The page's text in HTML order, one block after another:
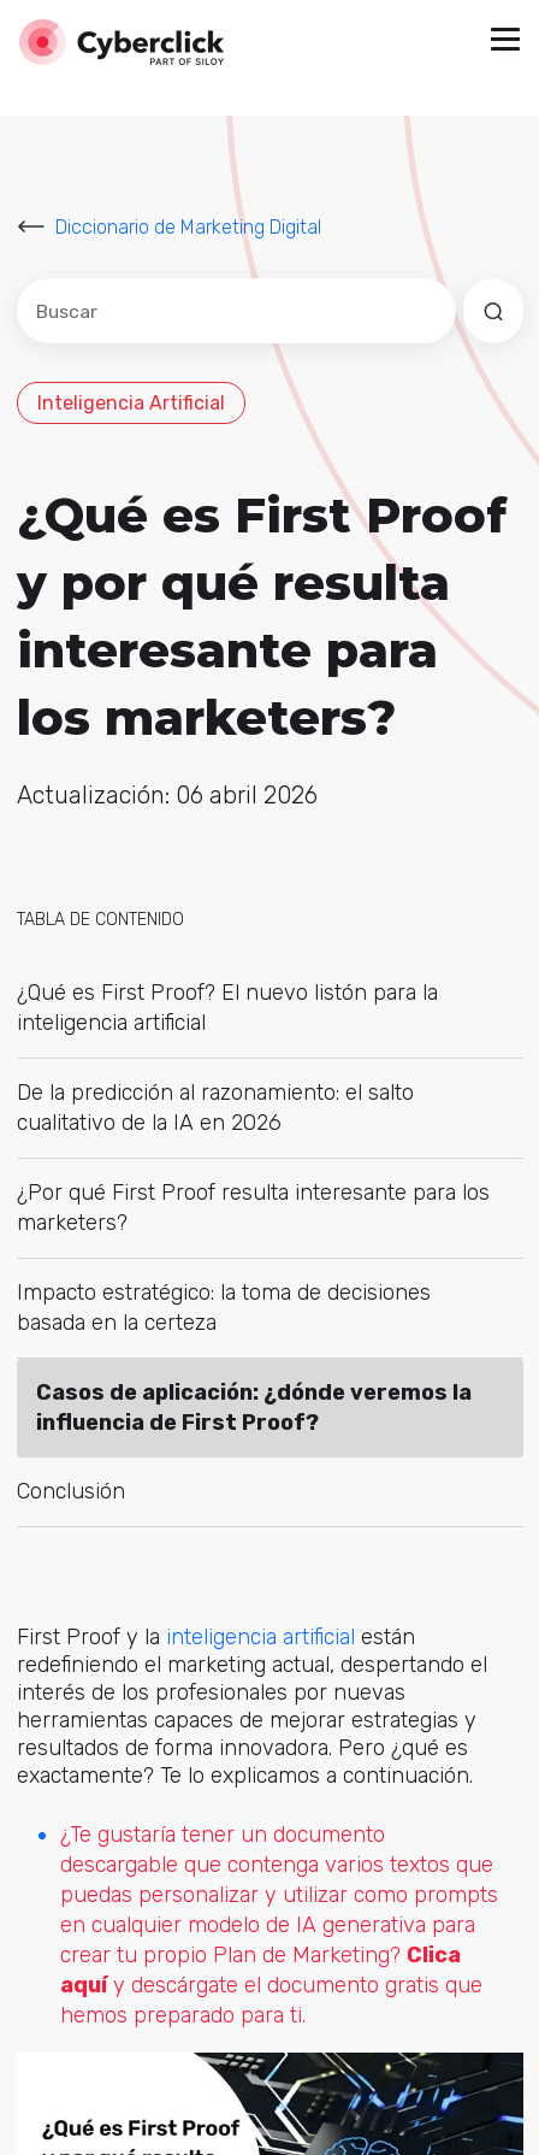
Diccionario de Marketing Digital
Este es un campo de búsqueda con una función de
No hay sugerencias porque el campo de
Inteligencia Artificial
¿Qué es First Proof
y por qué resulta
interesante para
los marketers?
Actualización: 06 abril 2026
TABLA DE CONTENIDO
¿Qué es First Proof? El nuevo listón para la
inteligencia artificial
De la predicción al razonamiento: el salto
cualitativo de la IA en 2026
¿Por qué First Proof resulta interesante para los
marketers?
Impacto estratégico: la toma de decisiones
basada en la certeza
Casos de aplicación: ¿dónde veremos la
influencia de First Proof?
Conclusión
First Proof y la inteligencia artificial están
redefiniendo el marketing actual, despertando el
interés de los profesionales por nuevas
herramientas capaces de mejorar estrategias y
resultados de forma innovadora. Pero ¿qué es
exactamente? Te lo explicamos a continuación.
¿Te gustaría tener un documento
descargable que contenga varios textos que
puedas personalizar y utilizar como prompts
en cualquier modelo de IA generativa para
crear tu propio Plan de Marketing? Clica
aquíy descárgate el documento gratis que
hemos preparado para ti.